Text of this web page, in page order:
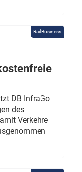
Rail Business
DB InfraGo
des
Verkehre